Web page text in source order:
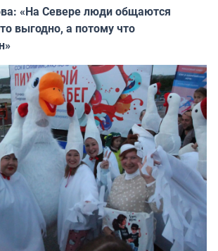
«На Севере люди общаются
выгодно, а потому что